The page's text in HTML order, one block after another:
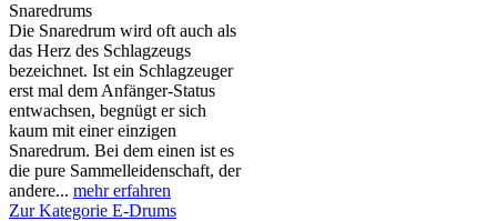
Snaredrums
Die Snaredrum wird oft auch als
das Herz des Schlagzeugs
bezeichnet. Ist ein Schlagzeuger
erst mal dem Anfänger-Status
entwachsen, begnügt er sich
kaum mit einer einzigen
Snaredrum. Bei dem einen ist es
die pure Sammelleidenschaft, der
andere... mehr erfahren
Zur Kategorie E-Drums